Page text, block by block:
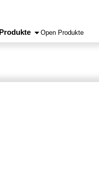
Produkte Open Produkte